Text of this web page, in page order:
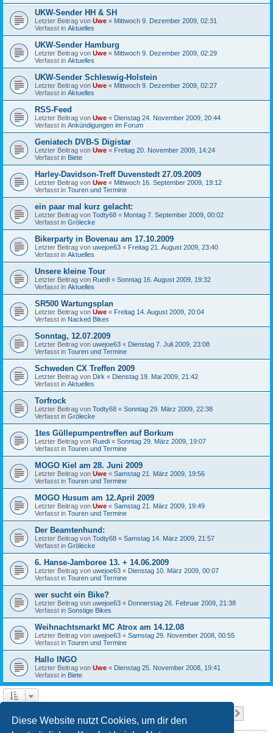
Diese Website nutzt Cookies, um dir den
UKW-Sender HH & SH
Letzter Beitrag von Uwe « Mittwoch 9. Dezember 2009, 02:31
Verfasst in Aktuelles
UKW-Sender Hamburg
Letzter Beitrag von Uwe « Mittwoch 9. Dezember 2009, 02:29
Verfasst in Aktuelles
UKW-Sender Schleswig-Holstein
Letzter Beitrag von Uwe « Mittwoch 9. Dezember 2009, 02:27
Verfasst in Aktuelles
RSS-Feed
Letzter Beitrag von Uwe « Dienstag 24. November 2009, 20:44
Verfasst in Ankündigungen im Forum
Geniatech DVB-S Digistar
Letzter Beitrag von Uwe « Freitag 20. November 2009, 14:24
Verfasst in Biete
Harley-Davidson-Treff Duvenstedt 27.09.2009
Letzter Beitrag von Uwe « Mittwoch 16. September 2009, 19:12
Verfasst in Touren und Termine
ein paar mal kurz gelacht:
Letzter Beitrag von Todty68 « Montag 7. September 2009, 00:02
Verfasst in Grölecke
Bikerparty in Bovenau am 17.10.2009
Letzter Beitrag von uwejoe63 « Freitag 21. August 2009, 23:40
Verfasst in Aktuelles
Unsere kleine Tour
Letzter Beitrag von Ruedi « Sonntag 16. August 2009, 19:32
Verfasst in Aktuelles
SR500 Wartungsplan
Letzter Beitrag von Uwe « Freitag 14. August 2009, 20:04
Verfasst in Nacked Bikes
Sonntag, 12.07.2009
Letzter Beitrag von uwejoe63 « Dienstag 7. Juli 2009, 23:08
Verfasst in Touren und Termine
Schweden CX Treffen 2009
Letzter Beitrag von Dirk « Dienstag 19. Mai 2009, 21:42
Verfasst in Aktuelles
Torfrock
Letzter Beitrag von Todty68 « Sonntag 29. März 2009, 22:38
Verfasst in Grölecke
1tes Güllepumpentreffen auf Borkum
Letzter Beitrag von Ruedi « Sonntag 29. März 2009, 19:07
Verfasst in Touren und Termine
MOGO Kiel am 28. Juni 2009
Letzter Beitrag von Uwe « Samstag 21. März 2009, 19:56
Verfasst in Touren und Termine
MOGO Husum am 12.April 2009
Letzter Beitrag von Uwe « Samstag 21. März 2009, 19:49
Verfasst in Touren und Termine
Der Beamtenhund:
Letzter Beitrag von Todty68 « Samstag 14. März 2009, 21:57
Verfasst in Grölecke
6. Hanse-Jamboree 13. + 14.06.2009
Letzter Beitrag von uwejoe63 « Dienstag 10. März 2009, 00:07
Verfasst in Touren und Termine
wer sucht ein Bike?
Letzter Beitrag von uwejoe63 « Donnerstag 26. Februar 2009, 21:38
Verfasst in Sonstige Bikes
Weihnachtsmarkt MC Atrox am 14.12.08
Letzter Beitrag von uwejoe63 « Samstag 29. November 2008, 00:55
Verfasst in Touren und Termine
Hallo INGO
Letzter Beitrag von Uwe « Dienstag 25. November 2008, 19:41
Verfasst in Biete